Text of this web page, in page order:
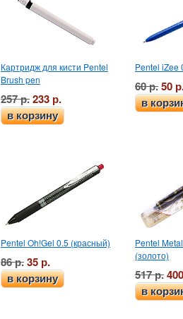
Картридж для кисти Pentel
Brush pen
257 р.233 р.
в корзину
Pentel iZee
60 р.50
в
Pentel Oh!Gel 0.5 (красный)
86 р.35 р.
в корзину
Pentel
(золото)
517 р.
в